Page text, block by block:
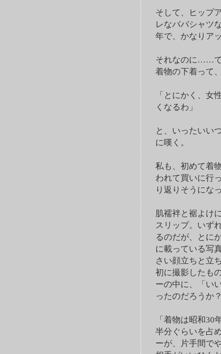
そして、ヒップ
レなババシャツ
年で、かなりア
それなのに……
着物の下着って
「とにかく、
くなるわ」
と、いったいい
に嘆く。
私も、初めて着
われて買いに行
り返りそうにな
肌襦袢と裾よけ
スリップ。いず
るのだが、とに
に載っている写
さい顔立ちと立
初に撮影したも
ーの中に、「い
ったのだろうか
「着物は昭和
半分ぐらいを占
ーが、片手間で